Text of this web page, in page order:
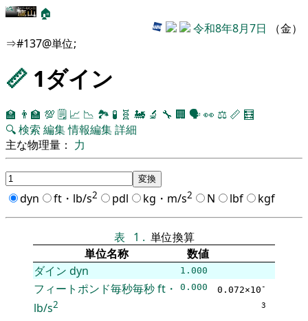
🏠
令和8年8月7日 （金）
⇒#137@単位;
📏 1ダイン
🏫 👨‍🏫 💯 🗒️ 📈 📉 🏞 🧪 🧬 🚂 🔬 🔧 🏢 🗣️👀 ⚖️ 📏 🧮
🔍検索 編集情報編集詳細
主な物理量： 力
dyn ft・lb/s2 pdl kg・m/s2 N lbf kgf
表 1 . 単位換算
単位名称
数値
ダイン dyn 1.000
フィートポンド毎秒毎秒ft・
lb/s2
0.000 0.072×10-
3